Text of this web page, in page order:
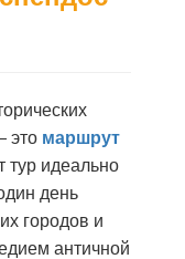
это маршрут
тур идеально
день
городов и
античной